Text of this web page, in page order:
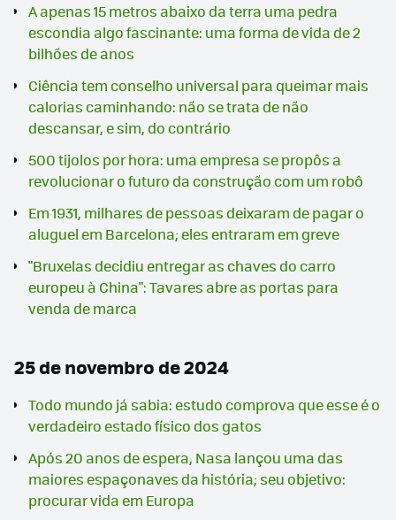
A apenas 15 metros abaixo da terra uma pedra
escondia algo fascinante: uma forma de vida de 2
bilhões de anos
Ciência tem conselho universal para queimar mais
calorias caminhando: não se trata de não
descansar, e sim, do contrário
500 tijolos por hora: uma empresa se propôs a
revolucionar o futuro da construção com um robô
Em 1931, milhares de pessoas deixaram de pagar o
aluguel em Barcelona; eles entraram em greve
"Bruxelas decidiu entregar as chaves do carro
europeu à China": Tavares abre as portas para
venda de marca
25 de novembro de 2024
Todo mundo já sabia: estudo comprova que esse é o
verdadeiro estado físico dos gatos
Após 20 anos de espera, Nasa lançou uma das
maiores espaçonaves da história; seu objetivo:
procurar vida em Europa